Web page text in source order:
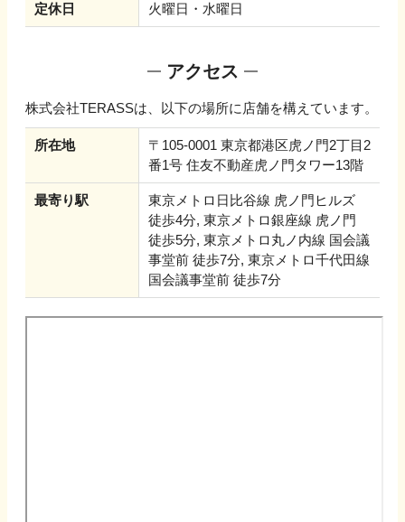
定休日 火曜日・水曜日
アクセス
株式会社TERASSは、以下の場所に店舗を構えています。
所在地
〒105-0001 東京都港区虎ノ門2丁目2
番1号 住友不動産虎ノ門タワー13階
最寄り駅
東京メトロ日比谷線 虎ノ門ヒルズ
徒歩4分, 東京メトロ銀座線 虎ノ門
徒歩5分, 東京メトロ丸ノ内線 国会議
事堂前 徒歩7分, 東京メトロ千代田線
国会議事堂前 徒歩7分